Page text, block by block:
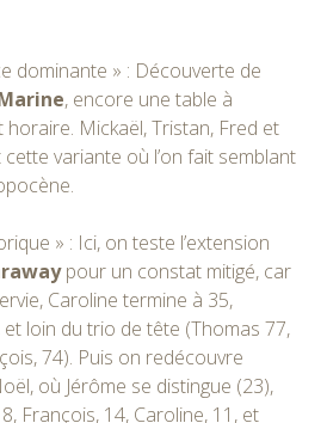
dominante » : Découverte de
, encore une table à
Mickaël, Tristan, Fred et
variante où l’on fait semblant
» : Ici, on teste l’extension
pour un constat mitigé, car
Caroline termine à 35,
et loin du trio de tête (Thomas 77,
74). Puis on redécouvre
où Jérôme se distingue (23),
François, 14, Caroline, 11, et